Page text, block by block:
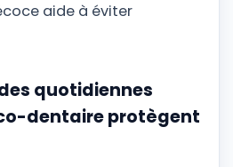
aide à éviter
quotidiennes
dentaire protègent